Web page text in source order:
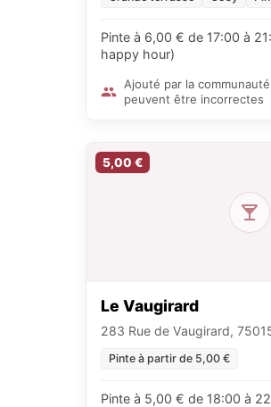
Pinte à 6,00 € de 17:00 à
happy hour)
Ajouté par la
peuvent être incorrectes
5,00 €
Le Vaugirard
283 Rue de Vaugirard,
Pinte à partir de 5,00 €
Pinte à 5,00 € de 18:00 à